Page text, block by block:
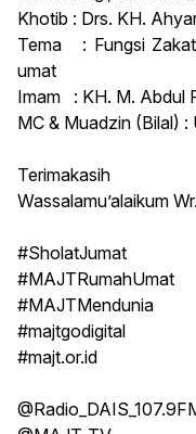
Khotib : Drs. KH.
Tema : Fungsi
umat
Imam : KH. M. Abdul
MC & Muadzin (Bilal)
Terimakasih
Wassalamu’alaikum
#SholatJumat
#MAJTRumahUmat
#MAJTMendunia
#majtgodigital
#majt.or.id